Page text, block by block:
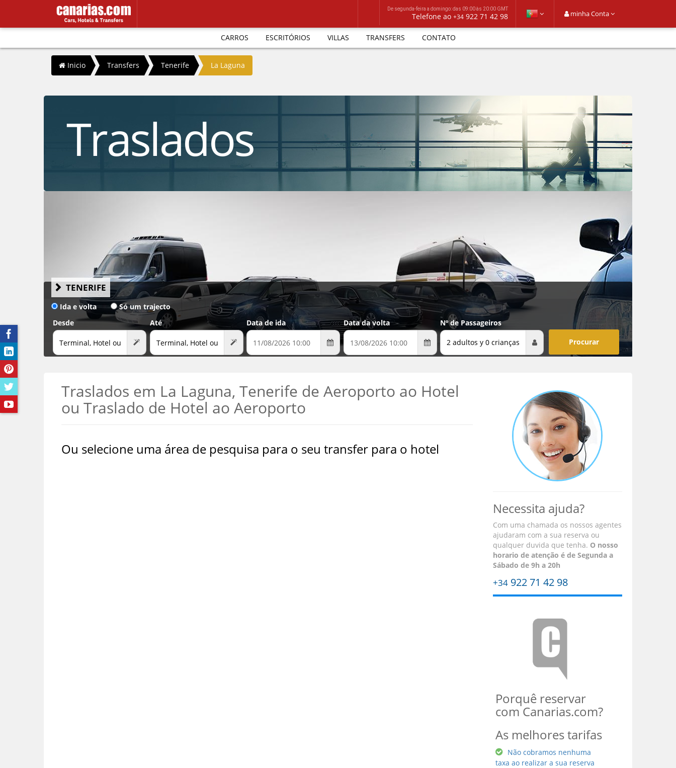
De segunda-feira a domingo: das 09:00 às 20:00 GMT
Telefone ao +34 922 71 42 98 minha Conta
CARROS ESCRITÓRIOS
VER OS 25+ ESCRITÓRIOS DE ALUGUER EM TENERIFE
VILLAS TRANSFERS CONTATO
Inicio Transfers Tenerife La Laguna
Traslados
TENERIFE
Ida e volta
Só um trajecto
Desde
Até Data de ida Data da volta Nº de Passageiros
2 adultos y 0 crianças
Traslados em La Laguna, Tenerife de Aeroporto ao Hotel
ou Traslado de Hotel ao Aeroporto
Ou selecione uma área de pesquisa para o seu transfer para o hotel
Necessita ajuda?
Com uma chamada os nossos agentes
ajudaram com a sua reserva ou
qualquer duvida que tenha. O nosso
horario de atenção é de Segunda a
Sábado de 9h a 20h
+34922 71 42 98
Porquê reservar
com Canarias.com?
As melhores tarifas
Não cobramos nenhuma
taxa ao realizar a sua reserva